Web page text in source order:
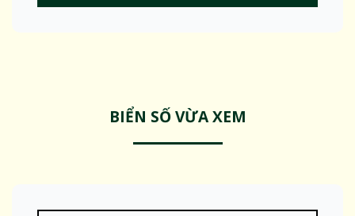
BIỂN SỐ VỪA XEM